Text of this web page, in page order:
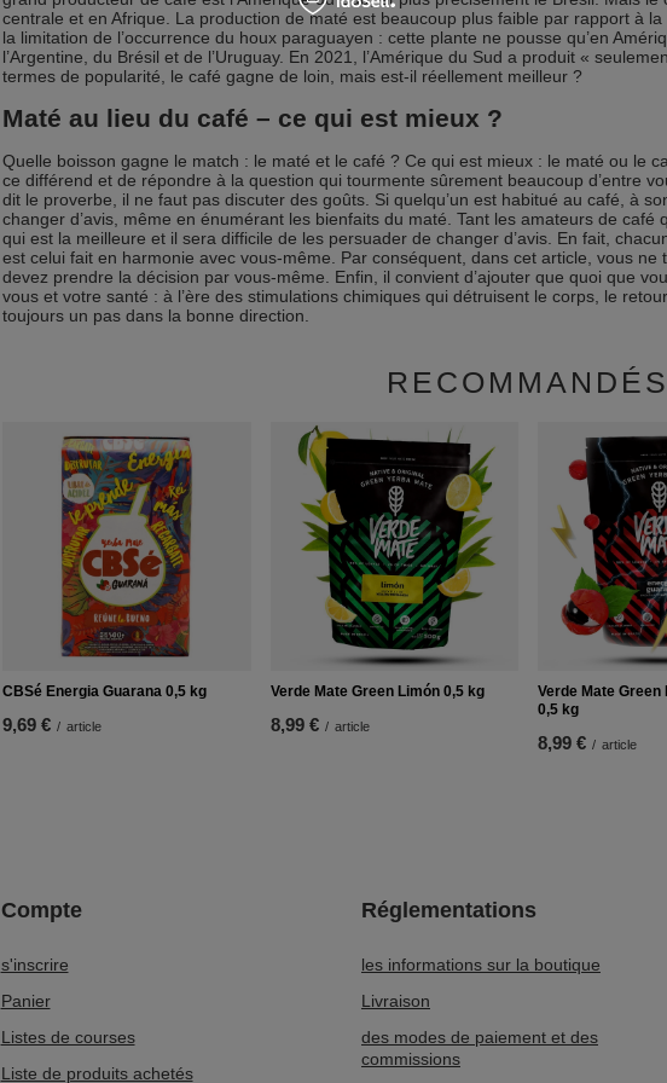
centrale et en Afrique. La production de maté est beaucoup plus faible par rapport à
la limitation de l’occurrence du houx paraguayen : cette plante ne pousse qu’en
l’Argentine, du Brésil et de l’Uruguay. En 2021, l’Amérique du Sud a produit «
termes de popularité, le café gagne de loin, mais est-il réellement meilleur ?
Maté au lieu du café – ce qui est mieux ?
Quelle boisson gagne le match : le maté et le café ? Ce qui est mieux : le maté ou le
ce différend et de répondre à la question qui tourmente sûrement beaucoup d’entre
dit le proverbe, il ne faut pas discuter des goûts. Si quelqu’un est habitué au café, à
changer d’avis, même en énumérant les bienfaits du maté. Tant les amateurs de café
qui est la meilleure et il sera difficile de les persuader de changer d’avis. En fait,
est celui fait en harmonie avec vous-même. Par conséquent, dans cet article, vous
devez prendre la décision par vous-même. Enfin, il convient d’ajouter que quoi que
vous et votre santé : à l’ère des stimulations chimiques qui détruisent le corps, le
toujours un pas dans la bonne direction.
RECOMMANDÉS
CBSé Energia Guarana 0,5 kg
9,69 € / article
Verde Mate Green Limón 0,5 kg
8,99 € / article
Verde Mate Green
0,5 kg
8,99 € / article
Compte
s'inscrire
Panier
Listes de courses
Liste de produits achetés
Réglementations
les informations sur la boutique
Livraison
des modes de paiement et des
commissions